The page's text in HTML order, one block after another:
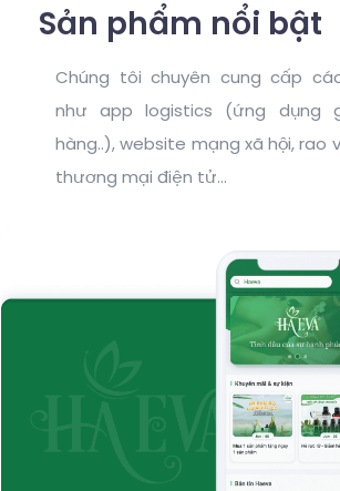
Sản phẩm nổi bật
Chúng tôi chuyên cung cấp
như app logistics (ứng dụng
hàng..), website mạng xã hội, rao
thương mại điện tử...